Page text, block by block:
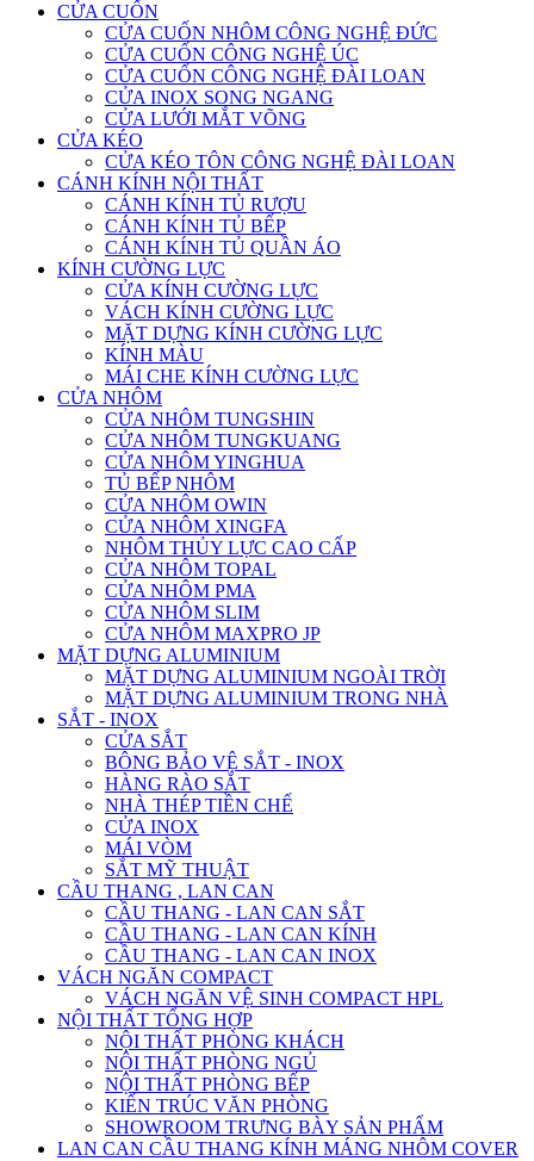
CỬA CUỐN
CỬA CUỐN NHÔM CÔNG NGHỆ ĐỨC
CỬA CUỐN CÔNG NGHỆ ÚC
CỬA CUỐN CÔNG NGHỆ ĐÀI LOAN
CỬA INOX SONG NGANG
CỬA LƯỚI MẮT VÕNG
CỬA KÉO
CỬA KÉO TÔN CÔNG NGHỆ ĐÀI LOAN
CÁNH KÍNH NỘI THẤT
CÁNH KÍNH TỦ RƯỢU
CÁNH KÍNH TỦ BẾP
CÁNH KÍNH TỦ QUẦN ÁO
KÍNH CƯỜNG LỰC
CỬA KÍNH CƯỜNG LỰC
VÁCH KÍNH CƯỜNG LỰC
MẶT DỰNG KÍNH CƯỜNG LỰC
KÍNH MÀU
MÁI CHE KÍNH CƯỜNG LỰC
CỬA NHÔM
CỬA NHÔM TUNGSHIN
CỬA NHÔM TUNGKUANG
CỬA NHÔM YINGHUA
TỦ BẾP NHÔM
CỬA NHÔM OWIN
CỬA NHÔM XINGFA
NHÔM THỦY LỰC CAO CẤP
CỬA NHÔM TOPAL
CỬA NHÔM PMA
CỬA NHÔM SLIM
CỬA NHÔM MAXPRO JP
MẶT DỰNG ALUMINIUM
MẶT DỰNG ALUMINIUM NGOÀI TRỜI
MẶT DỰNG ALUMINIUM TRONG NHÀ
SẮT - INOX
CỬA SẮT
BÔNG BẢO VỆ SẮT - INOX
HÀNG RÀO SẮT
NHÀ THÉP TIỀN CHẾ
CỬA INOX
MÁI VÒM
SẮT MỸ THUẬT
CẦU THANG , LAN CAN
CẦU THANG - LAN CAN SẮT
CẦU THANG - LAN CAN KÍNH
CẦU THANG - LAN CAN INOX
VÁCH NGĂN COMPACT
VÁCH NGĂN VỆ SINH COMPACT HPL
NỘI THẤT TỔNG HỢP
NỘI THẤT PHÒNG KHÁCH
NỘI THẤT PHÒNG NGỦ
NỘI THẤT PHÒNG BẾP
KIẾN TRÚC VĂN PHÒNG
SHOWROOM TRƯNG BÀY SẢN PHẨM
LAN CAN CẦU THANG KÍNH MÁNG NHÔM COVER